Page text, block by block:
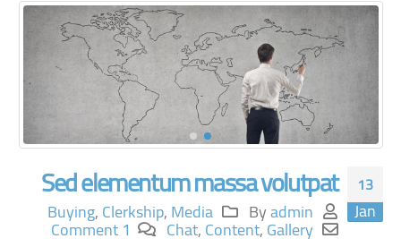
13
Jan
Sed elementum massa volutpat
Byadmin
Buying,Clerkship,Media
Chat,Content,Gallery
1 Comment